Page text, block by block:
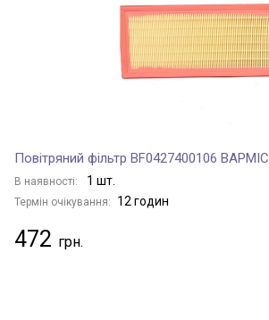
Повітряний фільтр BF0427400106 BAPMIC
В наявності: 1 шт.
Термін очікування: 12 годин
472